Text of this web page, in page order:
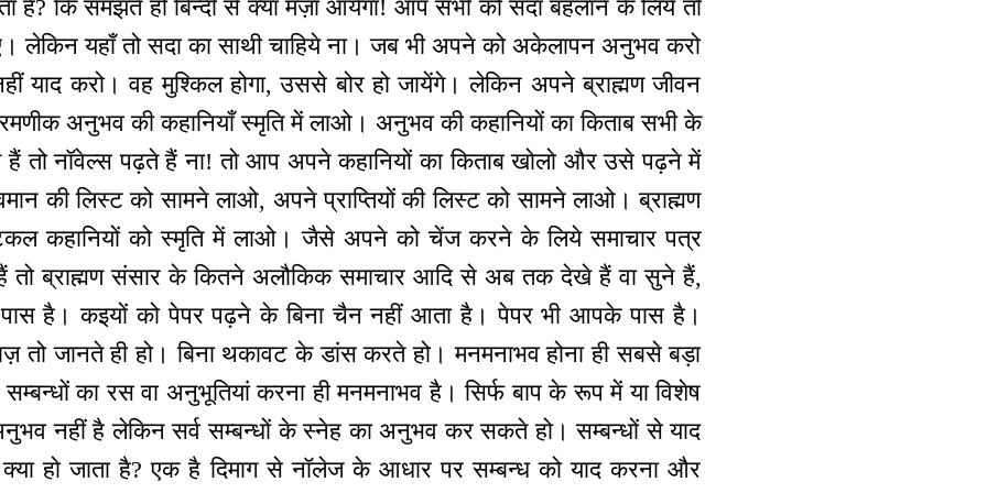
है? कि समझते हो बिन्दी से क्या मज़ा आयेगा! आप सभी को सदा बहलाने के लिये तो
लेकिन यहाँ तो सदा का साथी चाहिये ना। जब भी अपने को अकेलापन अनुभव करो
याद करो। वह मुश्किल होगा, उससे बोर हो जायेंगे। लेकिन अपने ब्राह्मण जीवन
अनुभव की कहानियाँ स्मृति में लाओ। अनुभव की कहानियों का किताब सभी के
हैं तो नॉवेल्स पढ़ते हैं ना! तो आप अपने कहानियों का किताब खोलो और उसे पढ़ने में
की लिस्ट को सामने लाओ, अपने प्राप्तियों की लिस्ट को सामने लाओ। ब्राह्मण
कहानियों को स्मृति में लाओ। जैसे अपने को चेंज करने के लिये समाचार पत्र
तो ब्राह्मण संसार के कितने अलौकिक समाचार आदि से अब तक देखे हैं वा सुने हैं,
है। कइयों को पेपर पढ़ने के बिना चैन नहीं आता है। पेपर भी आपके पास है।
तो जानते ही हो। बिना थकावट के डांस करते हो। मनमनाभव होना ही सबसे बड़ा
का रस वा अनुभूतियां करना ही मनमनाभव है। सिर्फ बाप के रूप में या विशेष
नहीं है लेकिन सर्व सम्बन्धों के स्नेह का अनुभव कर सकते हो। सम्बन्धों से याद
हो जाता है? एक है दिमाग से नॉलेज के आधार पर सम्बन्ध को याद करना और